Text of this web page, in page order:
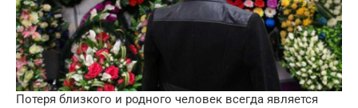
Потеря близкого и родного человек всегда является